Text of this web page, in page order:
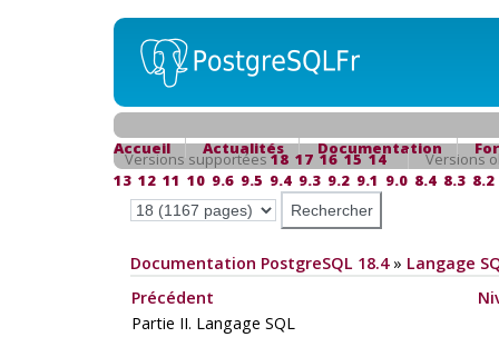
Accueil Actualités Documentation
Versions supportées18 17 16 15 14
Versions
13 12 11 10 9.6 9.5 9.4 9.3 9.2 9.1 9.0 8.4 8.3 8.2
Documentation PostgreSQL 18.4» Langage
Précédent
Partie II. Langage SQL